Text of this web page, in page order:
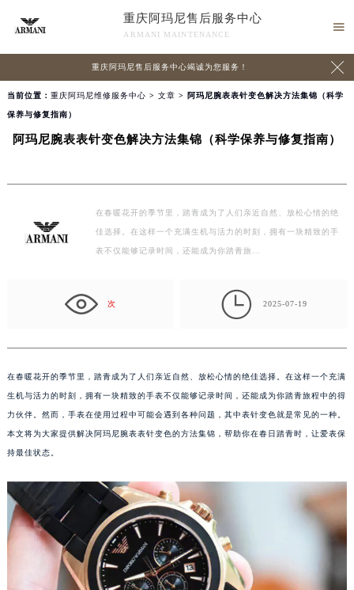
重庆阿玛尼售后服务中心
ARMANI MAINTENANCE

重庆阿玛尼售后服务中心竭诚为您服务！ 
当前位置： 重庆阿玛尼维修服务中心 > 文章 > 阿玛尼腕表表针变色解决方法集锦（科学
保养与修复指南）
阿玛尼腕表表针变色解决方法集锦（科学保养与修复指南）
在春暖花开的季节里，踏青成为了人们亲近自然、放松心情的绝
佳选择。在这样一个充满生机与活力的时刻，拥有一块精致的手
表不仅能够记录时间，还能成为你踏青旅…
次  2025-07-19
在春暖花开的季节里，踏青成为了人们亲近自然、放松心情的绝佳选择。在这样一个充满
生机与活力的时刻，拥有一块精致的手表不仅能够记录时间，还能成为你踏青旅程中的得
力伙伴。然而，手表在使用过程中可能会遇到各种问题，其中表针变色就是常见的一种。
本文将为大家提供解决阿玛尼腕表表针变色的方法集锦，帮助你在春日踏青时，让爱表保
持最佳状态。